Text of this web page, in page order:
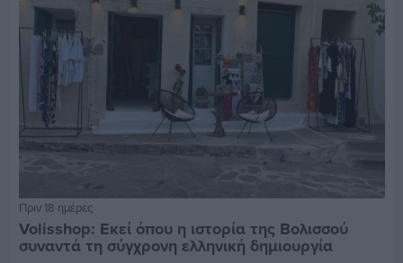
Πριν 18 ημέρες
Volisshop: Εκεί όπου η ιστορία της Βολισσού
συναντά τη σύγχρονη ελληνική δημιουργία